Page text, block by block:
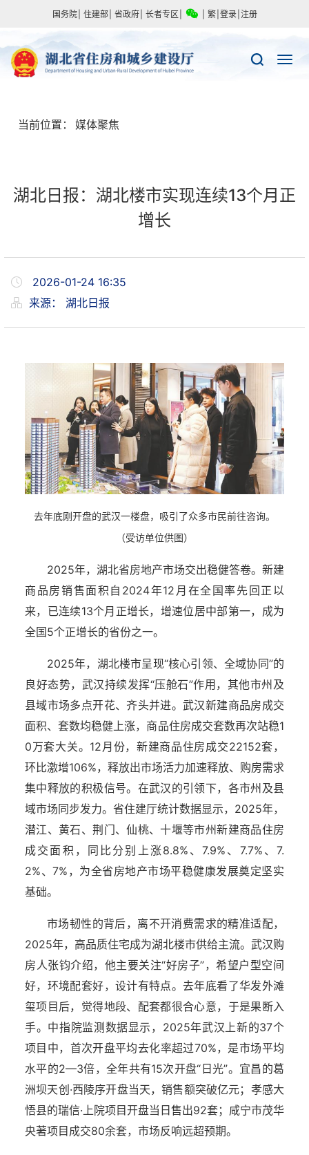
国务院 住建部 省政府 长者专区 繁 登录 注册
当前位置： 媒体聚焦
湖北日报：湖北楼市实现连续13个月正
增长
2026-01-24 16:35
来源： 湖北日报
去年底刚开盘的武汉一楼盘，吸引了众多市民前往咨询。
（受访单位供图）
2025年，湖北省房地产市场交出稳健答卷。新建
商品房销售面积自2024年12月在全国率先回正以
来，已连续13个月正增长，增速位居中部第一，成为
全国5个正增长的省份之一。
2025年，湖北楼市呈现“核心引领、全域协同”的
良好态势，武汉持续发挥“压舱石”作用，其他市州及
县域市场多点开花、齐头并进。武汉新建商品房成交
面积、套数均稳健上涨，商品住房成交套数再次站稳1
0万套大关。12月份，新建商品住房成交22152套，
环比激增106%，释放出市场活力加速释放、购房需求
集中释放的积极信号。在武汉的引领下，各市州及县
域市场同步发力。省住建厅统计数据显示，2025年，
潜江、黄石、荆门、仙桃、十堰等市州新建商品住房
成交面积，同比分别上涨8.8%、7.9%、7.7%、7.
2%、7%，为全省房地产市场平稳健康发展奠定坚实
基础。
市场韧性的背后，离不开消费需求的精准适配，
2025年，高品质住宅成为湖北楼市供给主流。武汉购
房人张钧介绍，他主要关注“好房子”，希望户型空间
好，环境配套好，设计有特点。去年底看了华发外滩
玺项目后，觉得地段、配套都很合心意，于是果断入
手。中指院监测数据显示，2025年武汉上新的37个
项目中，首次开盘平均去化率超过70%，是市场平均
水平的2—3倍，全年共有15次开盘“日光”。宜昌的葛
洲坝天创·西陵序开盘当天，销售额突破亿元；孝感大
悟县的瑞信·上院项目开盘当日售出92套；咸宁市茂华
央著项目成交80余套，市场反响远超预期。